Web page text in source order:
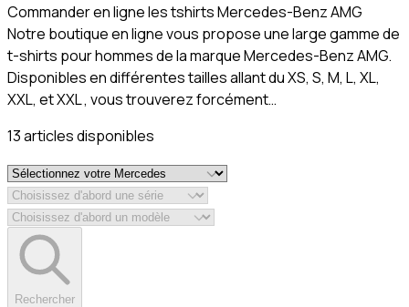
Commander en ligne les tshirts Mercedes-Benz AMG
Notre boutique en ligne vous propose une large gamme de
t-shirts pour hommes de la marque Mercedes-Benz AMG.
Disponibles en différentes tailles allant du XS, S, M, L, XL,
XXL, et XXL , vous trouverez forcément…
13articlesdisponibles
Rechercher